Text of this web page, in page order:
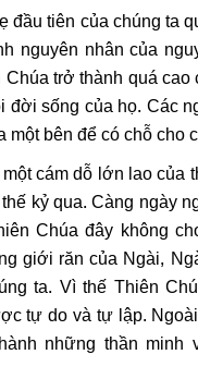
đầu tiên của chúng ta
nguyên nhân của
trở thành quá
đời sống của họ. Các
bên để có chỗ cho
cám dỗ lớn lao của
kỷ qua. Càng ngày
Chúa đây không
giới răn của Ngài,
ta. Vì thế Thiên
tự do và tự lập.
những thần minh